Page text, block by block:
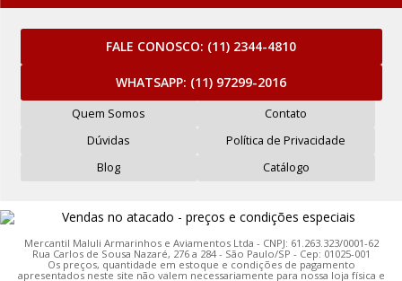
FALE CONOSCO: (11) 2344-4810
WHATSAPP: (11) 97299-2016
Quem Somos
Contato
Dúvidas
Política de Privacidade
Blog
Catálogo
Mercantil Maluli Armarinhos e Aviamentos Ltda - CNPJ: 61.263.323/0001-62
Rua Carlos de Sousa Nazaré, 276 a 284 - São Paulo/SP - Cep: 01025-001
Os preços, quantidade em estoque e condições de pagamento
apresentados neste site não valem necessariamente para nossa loja física e